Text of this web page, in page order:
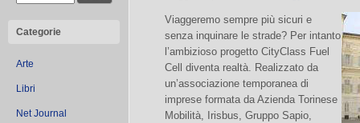
Categorie
Arte
Libri
Net Journal
Viaggeremo sempre più sicuri e
senza inquinare le strade? Per intanto
l’ambizioso progetto CityClass Fuel
Cell diventa realtà. Realizzato da
un’associazione temporanea di
imprese formata da Azienda Torinese
Mobilità, Irisbus, Gruppo Sapio,